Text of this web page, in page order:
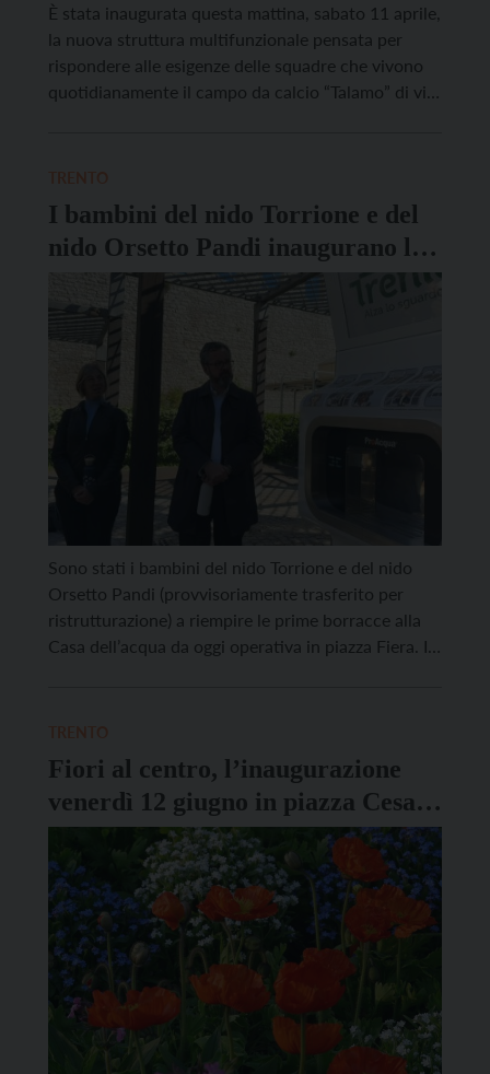
È stata inaugurata questa mattina, sabato 11 aprile,
la nuova struttura multifunzionale pensata per
rispondere alle esigenze delle squadre che vivono
quotidianamente il campo da calcio “Talamo” di via
I bambini del nido Torrione e del
nido Orsetto Pandi inaugurano la
Casa dell’acqua
Sono stati i bambini del nido Torrione e del nido
Orsetto Pandi (provvisoriamente trasferito per
ristrutturazione) a riempire le prime borracce alla
Casa dell’acqua da oggi operativa in piazza Fiera. Il
Fiori al centro, l’inaugurazione
venerdì 12 giugno in piazza Cesare
Battisti